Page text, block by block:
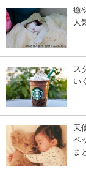
癒
人
ス
い
天
ペ
ま